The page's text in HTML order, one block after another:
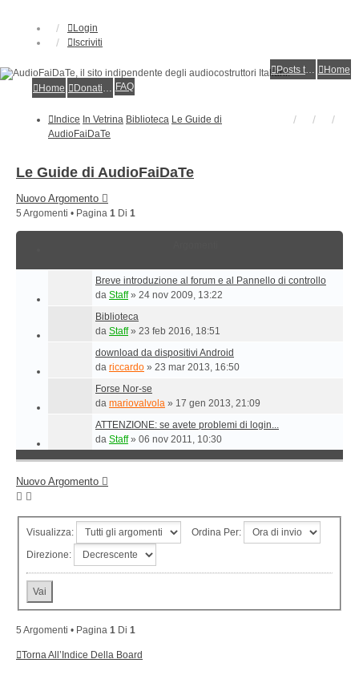
Login
Iscriviti
Posts toplist
Home
Home
Donations FAQ
Indice In Vetrina Biblioteca Le Guide di
AudioFaiDaTe
Le Guide di AudioFaiDaTe
Nuovo Argomento
5 Argomenti • Pagina 1 Di 1
Breve introduzione al forum e al Pannello di controllo
da Staff» 24 nov 2009, 13:22
Biblioteca
da Staff» 23 feb 2016, 18:51
download da dispositivi Android
da riccardo » 23 mar 2013, 16:50
Forse Nor-se
da mariovalvola » 17 gen 2013, 21:09
ATTENZIONE: se avete problemi di login...
da Staff» 06 nov 2011, 10:30
Nuovo Argomento
Visualizza:
Ordina Per:
Direzione:
5 Argomenti • Pagina 1 Di 1
Torna All’Indice Della Board